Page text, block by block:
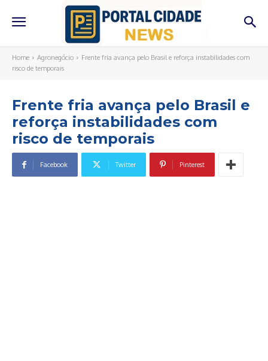
Home Agronegócio
Frente fria avança pelo Brasil e reforça instabilidades com
risco de temporais
Frente fria avança pelo Brasil e
reforça instabilidades com
risco de temporais
Facebook Twitter Pinterest